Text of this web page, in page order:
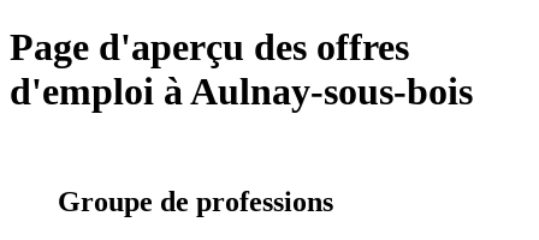
Page d'aperçu des offres
d'emploi à Aulnay-sous-bois
Groupe de professions